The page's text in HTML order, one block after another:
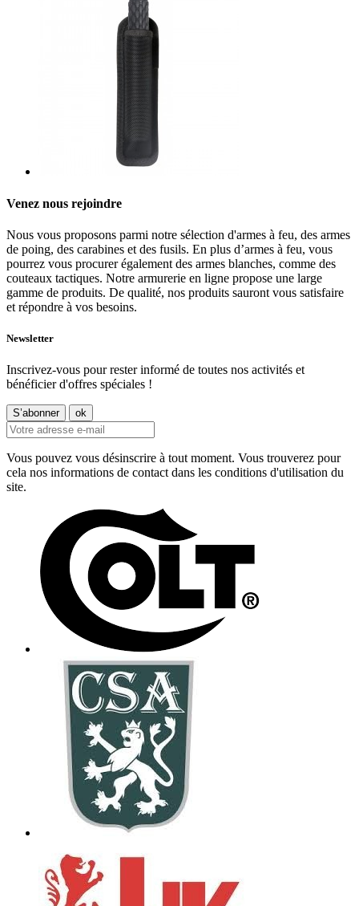
Venez nous rejoindre
Nous vous proposons parmi notre sélection d'armes à feu, des armes
de poing, des carabines et des fusils. En plus d’armes à feu, vous
pourrez vous procurer également des armes blanches, comme des
couteaux tactiques. Notre armurerie en ligne propose une large
gamme de produits. De qualité, nos produits sauront vous satisfaire
et répondre à vos besoins.
Newsletter
Inscrivez-vous pour rester informé de toutes nos activités et
bénéficier d'offres spéciales !
Vous pouvez vous désinscrire à tout moment. Vous trouverez pour
cela nos informations de contact dans les conditions d'utilisation du
site.